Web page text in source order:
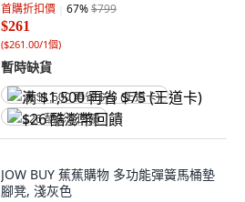
首購折扣價 67%$799
$261
($261.00/1個)
暫時缺貨
满 $1,500 再省 $75 (王道卡)
$26 酷澎幣回饋
JOW BUY 蕉蕉購物 多功能彈簧馬桶墊
腳凳, 淺灰色